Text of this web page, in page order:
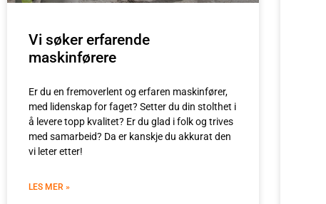
Vi søker erfarende
maskinførere
Er du en fremoverlent og erfaren maskinfører,
med lidenskap for faget? Setter du din stolthet i
å levere topp kvalitet? Er du glad i folk og trives
med samarbeid? Da er kanskje du akkurat den
vi leter etter!
LES MER »